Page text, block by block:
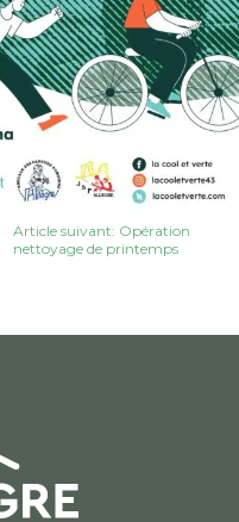
Article suivant: Opération
nettoyage de printemps